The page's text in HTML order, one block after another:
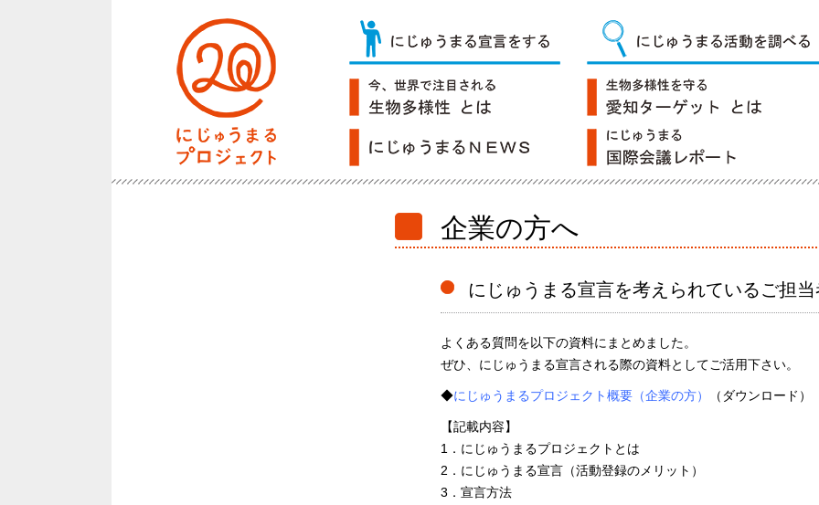
企業の方へ
にじゅうまる宣言を考えられているご担
よくある質問を以下の資料にまとめました。
ぜひ、にじゅうまる宣言される際の資料としてご活用下さい。
◆にじゅうまるプロジェクト概要（企業の方） （ダウンロード）
【記載内容】
1．にじゅうまるプロジェクトとは
2．にじゅうまる宣言（活動登録のメリット）
3．宣言方法